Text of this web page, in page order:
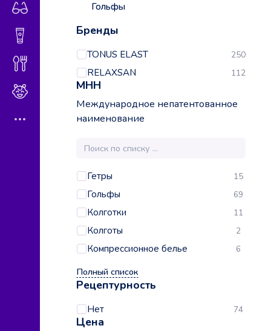
Гигиена и косметика
Мама и малыш
Гольфы
Бренды
TONUS ELAST 250
RELAXSAN 112
МНН
Международное непатентованное
наименование
Гетры 15
Гольфы 69
Колготки 11
Колготы 2
Компрессионное белье 6
Полный список
Рецептурность
Нет 74
Цена